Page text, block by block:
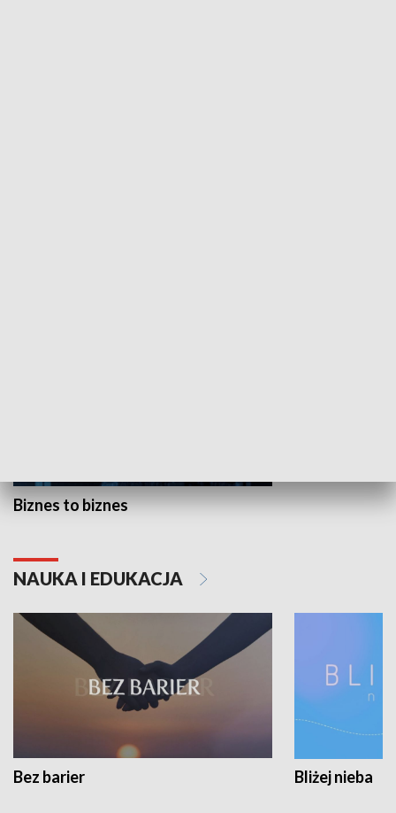
Biznes to biznes
NAUKA I EDUKACJA
Bez barier Bliżej nieba